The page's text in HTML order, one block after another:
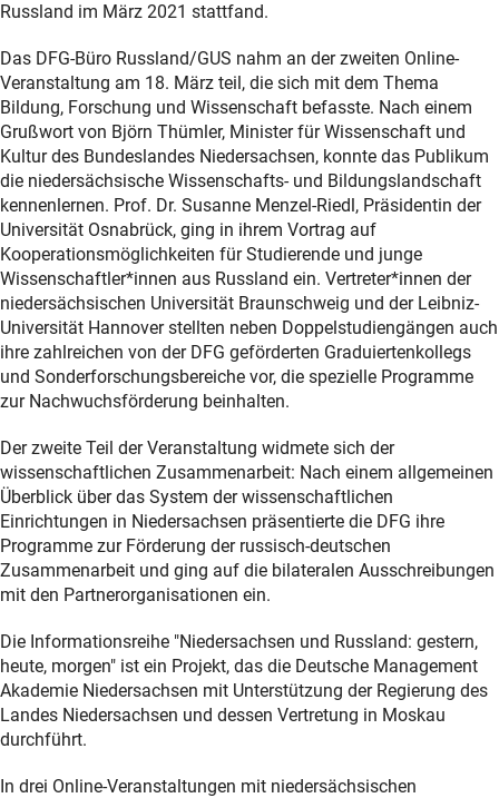
Russland im März 2021 stattfand.
Das DFG-Büro Russland/GUS nahm an der zweiten Online-
Veranstaltung am 18. März teil, die sich mit dem Thema
Bildung, Forschung und Wissenschaft befasste. Nach einem
Grußwort von Björn Thümler, Minister für Wissenschaft und
Kultur des Bundeslandes Niedersachsen, konnte das Publikum
die niedersächsische Wissenschafts- und Bildungslandschaft
kennenlernen. Prof. Dr. Susanne Menzel-Riedl, Präsidentin der
Universität Osnabrück, ging in ihrem Vortrag auf
Kooperationsmöglichkeiten für Studierende und junge
Wissenschaftler*innen aus Russland ein. Vertreter*innen der
niedersächsischen Universität Braunschweig und der Leibniz-
Universität Hannover stellten neben Doppelstudiengängen auch
ihre zahlreichen von der DFG geförderten Graduiertenkollegs
und Sonderforschungsbereiche vor, die spezielle Programme
zur Nachwuchsförderung beinhalten.
Der zweite Teil der Veranstaltung widmete sich der
wissenschaftlichen Zusammenarbeit: Nach einem allgemeinen
Überblick über das System der wissenschaftlichen
Einrichtungen in Niedersachsen präsentierte die DFG ihre
Programme zur Förderung der russisch-deutschen
Zusammenarbeit und ging auf die bilateralen Ausschreibungen
mit den Partnerorganisationen ein.
Die Informationsreihe "Niedersachsen und Russland: gestern,
heute, morgen" ist ein Projekt, das die Deutsche Management
Akademie Niedersachsen mit Unterstützung der Regierung des
Landes Niedersachsen und dessen Vertretung in Moskau
durchführt.
In drei Online-Veranstaltungen mit niedersächsischen